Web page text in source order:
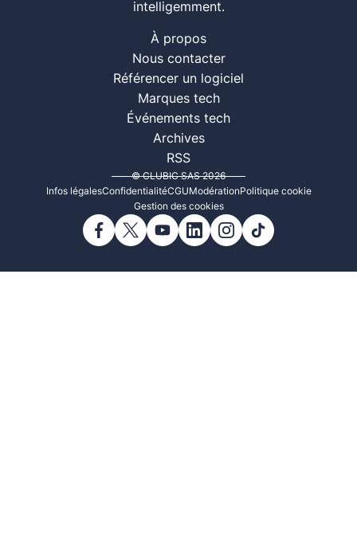
intelligemment.
À propos
Nous contacter
Référencer un logiciel
Marques tech
Événements tech
Archives
RSS
© CLUBIC SAS 2026
Infos légalesConfidentialitéCGUModérationPolitique cookie
Gestion des cookies